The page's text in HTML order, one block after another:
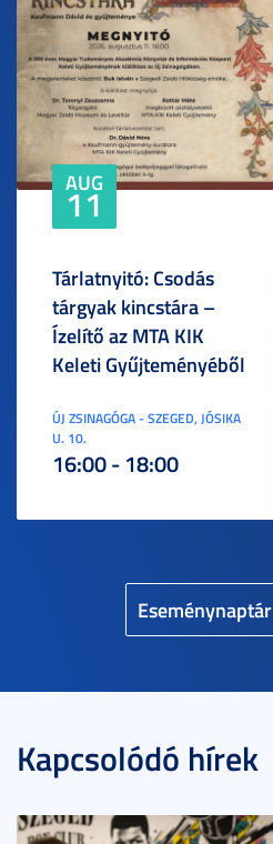
Eseménynaptár
AUG
11
Tárlatnyitó: Csodás
tárgyak kincstára –
Ízelítő az MTA KIK
Keleti Gyűjteményéből
ÚJ ZSINAGÓGA - SZEGED, JÓSIKA
U. 10.
16:00 - 18:00
Kapcsolódó hírek